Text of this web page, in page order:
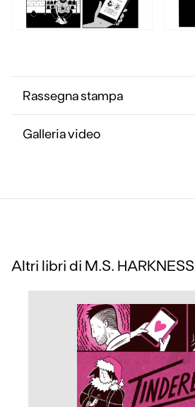
Rassegna stampa
Galleria video
Altri libri di M.S. HARKNESS